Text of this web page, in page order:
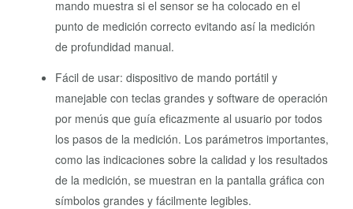
mando muestra si el sensor se ha colocado en el
punto de medición correcto evitando así la medición
de profundidad manual.
Fácil de usar: dispositivo de mando portátil y
manejable con teclas grandes y software de operación
por menús que guía eficazmente al usuario por todos
los pasos de la medición. Los parámetros importantes,
como las indicaciones sobre la calidad y los resultados
de la medición, se muestran en la pantalla gráfica con
símbolos grandes y fácilmente legibles.